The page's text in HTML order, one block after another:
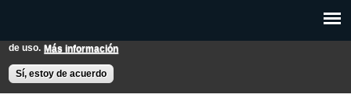
Esta web utiliza cookies para mejorar su experiencia de usuario.
de uso. Más información
Sí, estoy de acuerdo
principal
EXPON@us.es